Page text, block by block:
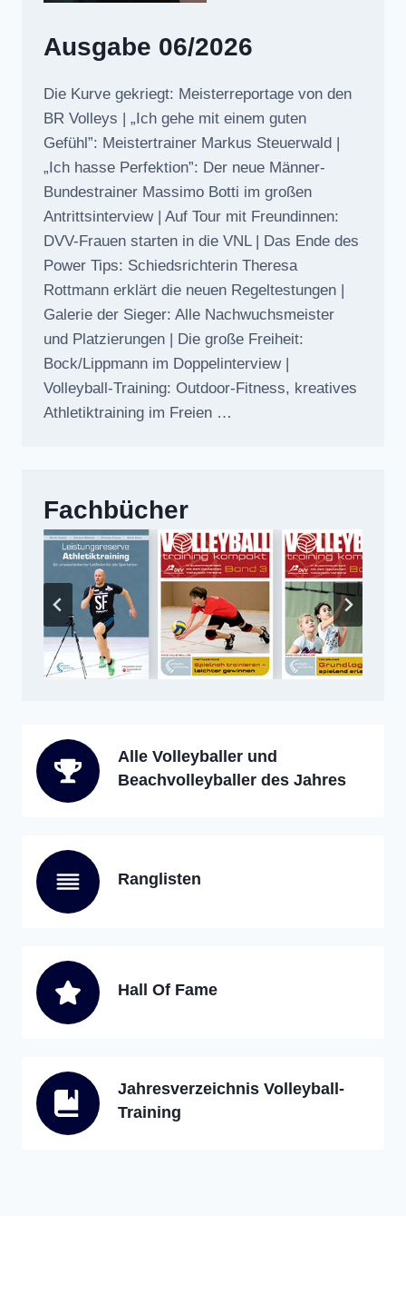
Ausgabe 06/2026
Die Kurve gekriegt: Meisterreportage von den
BR Volleys | „Ich gehe mit einem guten
Gefühl”: Meistertrainer Markus Steuerwald |
„Ich hasse Perfektion”: Der neue Männer-
Bundestrainer Massimo Botti im großen
Antrittsinterview | Auf Tour mit Freundinnen:
DVV-Frauen starten in die VNL | Das Ende des
Power Tips: Schiedsrichterin Theresa
Rottmann erklärt die neuen Regeltestungen |
Galerie der Sieger: Alle Nachwuchsmeister
und Platzierungen | Die große Freiheit:
Bock/Lippmann im Doppelinterview |
Volleyball-Training: Outdoor-Fitness, kreatives
Athletiktraining im Freien …
Fachbücher
Alle Volleyballer und
Beachvolleyballer des Jahres
Ranglisten
Hall Of Fame
Jahresverzeichnis Volleyball-
Training